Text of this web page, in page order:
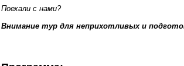
Поехали с нами?
Внимание тур для неприхотливых и